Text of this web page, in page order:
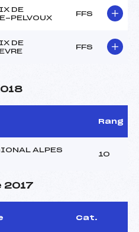
DE
PELVOUX
FFS
DE
FFS
Rang
ALPES
10
2017
Cat.